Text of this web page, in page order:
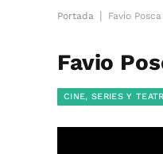
Portada Favio
Favio
CINE, SERIES Y